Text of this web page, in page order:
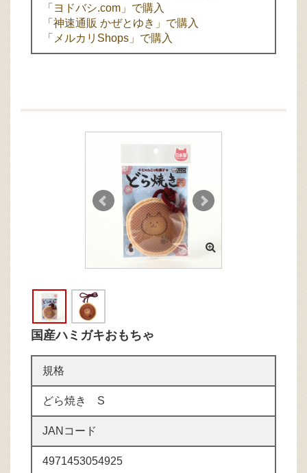
「ヨドバシ.com」で購入
「神速通販 かぜとゆき」で購入
「メルカリShops」で購入
国産ハミガキおもちゃ
規格
どら焼き S
JANコード
4971453054925